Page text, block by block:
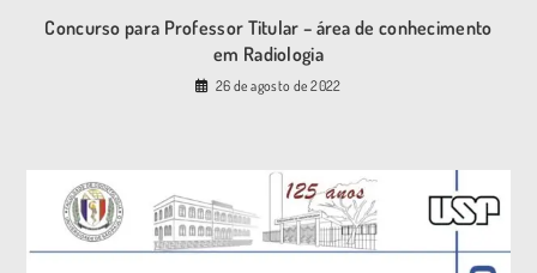
Concurso para Professor Titular – área de conhecimento
em Radiologia
26 de agosto de 2022